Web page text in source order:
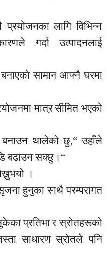
लागि विभिन्न
गर्दा उत्पादनलाई
सामान आफ्नै घरमा
मात्र सीमित भएको
बनाउन थालेको छु,“ उहाँले
बढाउन सक्छु।“
।
हुनुका साथै परम्परागत
प्रतिभा र स्रोतहरूको
साधारण स्रोतले पनि